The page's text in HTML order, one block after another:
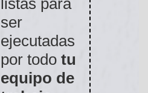
ser
ejecutadas
por todo tu
equipo de